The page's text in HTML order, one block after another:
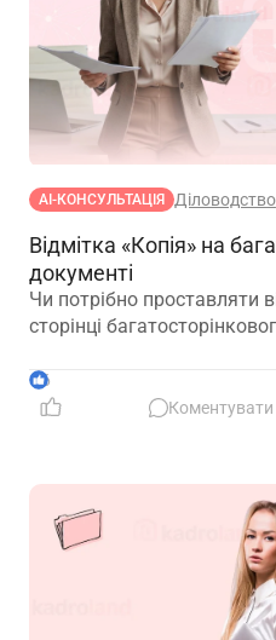
АІ-КОНСУЛЬТАЦІЯ Діловодство
Відмітка «Копія» на
документі
Чи потрібно проставляти
сторінці
6
Коментувати